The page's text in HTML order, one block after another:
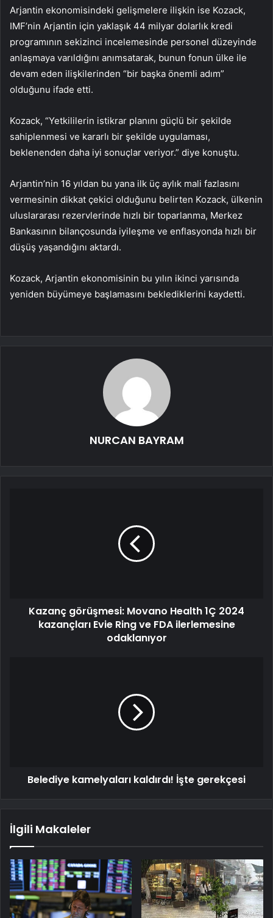
Arjantin ekonomisindeki gelişmelere ilişkin ise Kozack,
IMF’nin Arjantin için yaklaşık 44 milyar dolarlık kredi
programının sekizinci incelemesinde personel düzeyinde
anlaşmaya varıldığını anımsatarak, bunun fonun ülke ile
devam eden ilişkilerinden “bir başka önemli adım”
olduğunu ifade etti.
Kozack, “Yetkililerin istikrar planını güçlü bir şekilde
sahiplenmesi ve kararlı bir şekilde uygulaması,
beklenenden daha iyi sonuçlar veriyor.” diye konuştu.
Arjantin’nin 16 yıldan bu yana ilk üç aylık mali fazlasını
vermesinin dikkat çekici olduğunu belirten Kozack, ülkenin
uluslararası rezervlerinde hızlı bir toparlanma, Merkez
Bankasının bilançosunda iyileşme ve enflasyonda hızlı bir
düşüş yaşandığını aktardı.
Kozack, Arjantin ekonomisinin bu yılın ikinci yarısında
yeniden büyümeye başlamasını beklediklerini kaydetti.
NURCAN BAYRAM
Kazanç görüşmesi: Movano Health 1Ç 2024
kazançları Evie Ring ve FDA ilerlemesine
odaklanıyor
Belediye kamelyaları kaldırdı! İşte gerekçesi
İlgili Makaleler